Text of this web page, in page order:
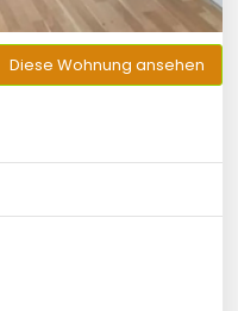
Diese Wohnung ansehen